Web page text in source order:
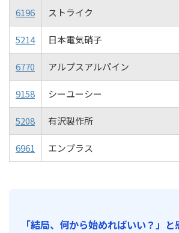
6196 ストライク
5214 日本電気硝子
6770 アルプスアルパイン
9158 シーユーシー
5208 有沢製作所
6961 エンプラス
「結局、何から始めればいい？」